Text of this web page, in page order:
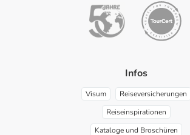
Infos
Visum
Reiseversicherungen
Reiseinspirationen
Kataloge und Broschüren